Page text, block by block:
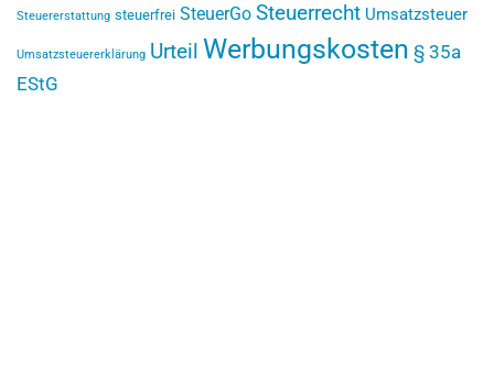
Steuererstattung steuerfrei SteuerGo Steuerrecht Umsatzsteuer
Umsatzsteuererklärung Urteil Werbungskosten § 35a
EStG